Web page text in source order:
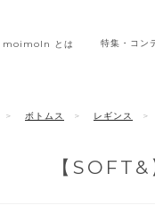
moimoln とは 特集・ コン
ボトムス レギンス
【